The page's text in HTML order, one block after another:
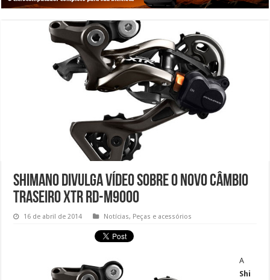
Shimano divulga vídeo sobre o novo câmbio
traseiro XTR RD-M9000
16 de abril de 2014 Notícias, Peças e acessórios
A
Shi